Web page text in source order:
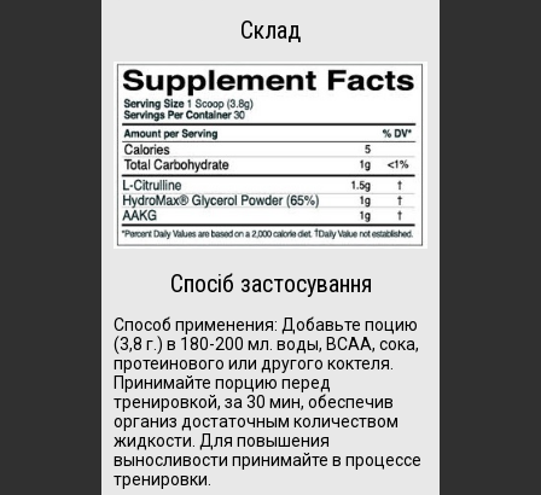
Склад
Спосіб застосування
Способ применения: Добавьте поцию
(3,8 г.) в 180-200 мл. воды, ВСАА, сока,
протеинового или другого коктеля.
Принимайте порцию перед
тренировкой, за 30 мин, обеспечив
организ достаточным количеством
жидкости. Для повышения
выносливости принимайте в процессе
тренировки.